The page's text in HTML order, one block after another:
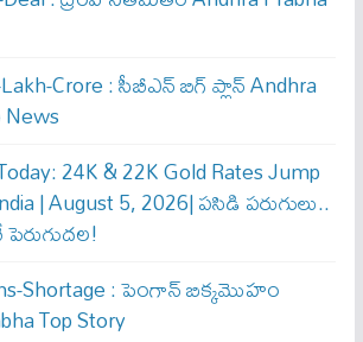
Crore : సీబీఎన్ బిగ్ ప్లాన్ Andhra
News
24K & 22K Gold Rates Jump
| August 5, 2026| పసిడి పరుగులు..
Shortage : పెంగాన్ బిక్క‌మొహం
Top Story